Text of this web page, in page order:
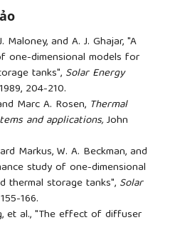
Maloney, and A. J. Ghajar, "A
one-dimensional models for
tanks", Solar Energy
204-210.
Marc A. Rosen, Thermal
and applications,John
Markus, W. A. Beckman, and
study of one-dimensional
thermal storage tanks", Solar
166.
et al., "The effect of diffuser